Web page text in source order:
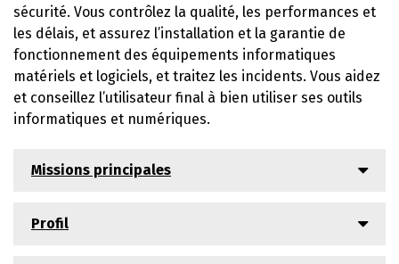
sécurité. Vous contrôlez la qualité, les performances et
les délais, et assurez l’installation et la garantie de
fonctionnement des équipements informatiques
matériels et logiciels, et traitez les incidents. Vous aidez
et conseillez l’utilisateur final à bien utiliser ses outils
informatiques et numériques.
Missions principales
Profil